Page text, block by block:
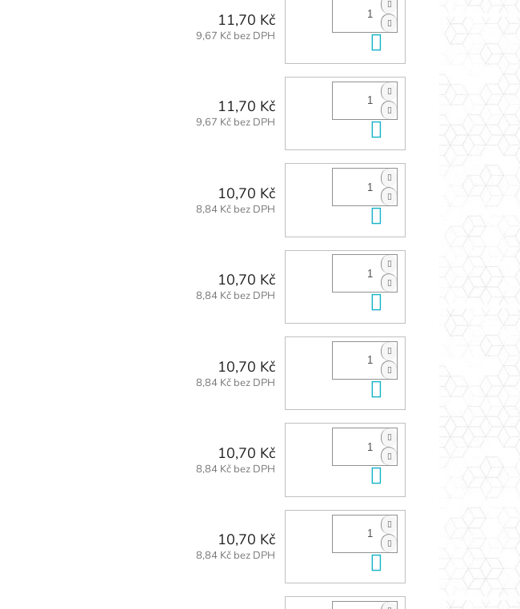
11,70 Kč
9,67 Kč bez DPH
11,70 Kč
9,67 Kč bez DPH Do košíku
10,70 Kč
8,84 Kč bez DPH
10,70 Kč
8,84 Kč bez DPH
10,70 Kč
8,84 Kč bez DPH
10,70 Kč
8,84 Kč bez DPH
10,70 Kč
8,84 Kč bez DPH Do košíku